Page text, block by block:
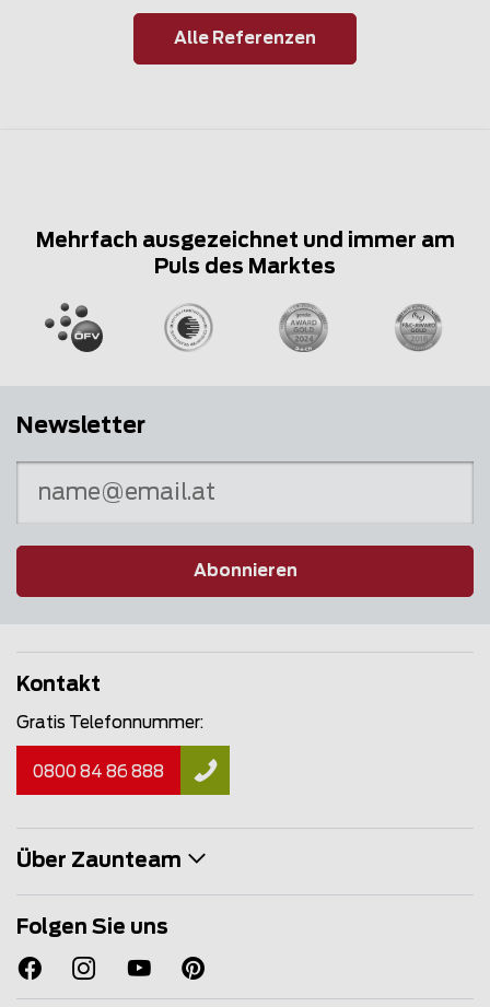
Alle Referenzen
Mehrfach ausgezeichnet und immer am
Puls des Marktes
Newsletter
Abonnieren
Kontakt
Gratis Telefonnummer:
0800 84 86 888
Über Zaunteam
Folgen Sie uns